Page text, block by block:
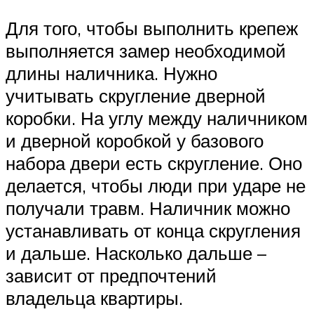
Для того, чтобы выполнить крепеж
выполняется замер необходимой
длины наличника. Нужно
учитывать скругление дверной
коробки. На углу между наличником
и дверной коробкой у базового
набора двери есть скругление. Оно
делается, чтобы люди при ударе не
получали травм. Наличник можно
устанавливать от конца скругления
и дальше. Насколько дальше –
зависит от предпочтений
владельца квартиры.